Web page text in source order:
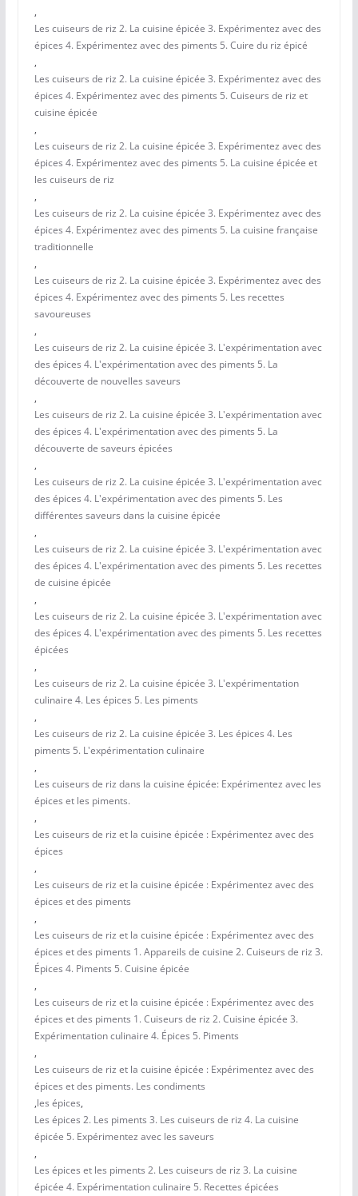
,
Les cuiseurs de riz 2. La cuisine épicée 3. Expérimentez avec des
épices 4. Expérimentez avec des piments 5. Cuire du riz épicé
,
Les cuiseurs de riz 2. La cuisine épicée 3. Expérimentez avec des
épices 4. Expérimentez avec des piments 5. Cuiseurs de riz et
cuisine épicée
,
Les cuiseurs de riz 2. La cuisine épicée 3. Expérimentez avec des
épices 4. Expérimentez avec des piments 5. La cuisine épicée et
les cuiseurs de riz
,
Les cuiseurs de riz 2. La cuisine épicée 3. Expérimentez avec des
épices 4. Expérimentez avec des piments 5. La cuisine française
traditionnelle
,
Les cuiseurs de riz 2. La cuisine épicée 3. Expérimentez avec des
épices 4. Expérimentez avec des piments 5. Les recettes
savoureuses
,
Les cuiseurs de riz 2. La cuisine épicée 3. L'expérimentation avec
des épices 4. L'expérimentation avec des piments 5. La
découverte de nouvelles saveurs
,
Les cuiseurs de riz 2. La cuisine épicée 3. L'expérimentation avec
des épices 4. L'expérimentation avec des piments 5. La
découverte de saveurs épicées
,
Les cuiseurs de riz 2. La cuisine épicée 3. L'expérimentation avec
des épices 4. L'expérimentation avec des piments 5. Les
différentes saveurs dans la cuisine épicée
,
Les cuiseurs de riz 2. La cuisine épicée 3. L'expérimentation avec
des épices 4. L'expérimentation avec des piments 5. Les recettes
de cuisine épicée
,
Les cuiseurs de riz 2. La cuisine épicée 3. L'expérimentation avec
des épices 4. L'expérimentation avec des piments 5. Les recettes
épicées
,
Les cuiseurs de riz 2. La cuisine épicée 3. L'expérimentation
culinaire 4. Les épices 5. Les piments
,
Les cuiseurs de riz 2. La cuisine épicée 3. Les épices 4. Les
piments 5. L'expérimentation culinaire
,
Les cuiseurs de riz dans la cuisine épicée: Expérimentez avec les
épices et les piments.
,
Les cuiseurs de riz et la cuisine épicée : Expérimentez avec des
épices
,
Les cuiseurs de riz et la cuisine épicée : Expérimentez avec des
épices et des piments
,
Les cuiseurs de riz et la cuisine épicée : Expérimentez avec des
épices et des piments 1. Appareils de cuisine 2. Cuiseurs de riz 3.
Épices 4. Piments 5. Cuisine épicée
,
Les cuiseurs de riz et la cuisine épicée : Expérimentez avec des
épices et des piments 1. Cuiseurs de riz 2. Cuisine épicée 3.
Expérimentation culinaire 4. Épices 5. Piments
,
Les cuiseurs de riz et la cuisine épicée : Expérimentez avec des
épices et des piments. Les condiments
,les épices,
Les épices 2. Les piments 3. Les cuiseurs de riz 4. La cuisine
épicée 5. Expérimentez avec les saveurs
,
Les épices et les piments 2. Les cuiseurs de riz 3. La cuisine
épicée 4. Expérimentation culinaire 5. Recettes épicées